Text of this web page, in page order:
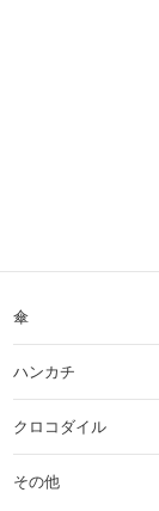
傘
ハンカチ
クロコダイル
その他